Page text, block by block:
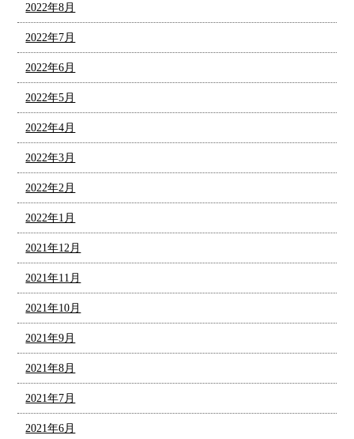
2022年8月
2022年7月
2022年6月
2022年5月
2022年4月
2022年3月
2022年2月
2022年1月
2021年12月
2021年11月
2021年10月
2021年9月
2021年8月
2021年7月
2021年6月